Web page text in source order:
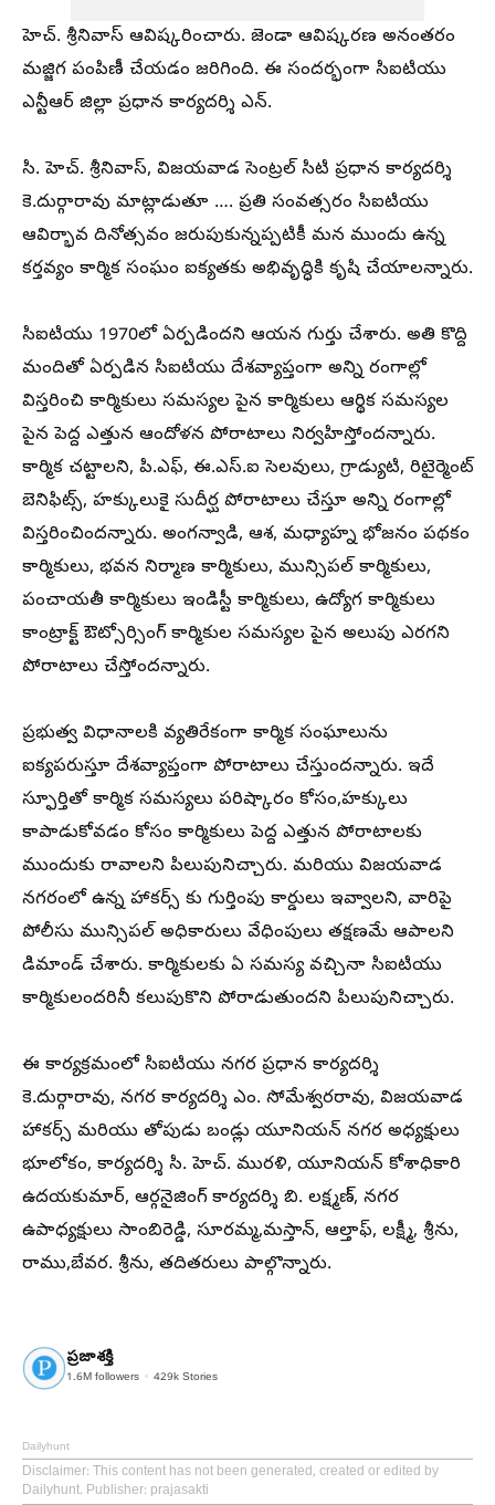
హెచ్. శ్రీనివాస్ ఆవిష్కరించారు. జెండా ఆవిష్కరణ అనంతరం
మజ్జిగ పంపిణీ చేయడం జరిగింది. ఈ సందర్భంగా సిఐటియు
ఎన్టీఆర్ జిల్లా ప్రధాన కార్యదర్శి ఎన్.
సి. హెచ్. శ్రీనివాస్, విజయవాడ సెంట్రల్ సిటి ప్రధాన కార్యదర్శి
కె.దుర్గారావు మాట్లాడుతూ …. ప్రతి సంవత్సరం సిఐటియు
ఆవిర్భావ దినోత్సవం జరుపుకున్నప్పటికీ మన ముందు ఉన్న
కర్తవ్యం కార్మిక సంఘం ఐక్యతకు అభివృద్ధికి కృషి చేయాలన్నారు.
సిఐటియు 1970లో ఏర్పడిందని ఆయన గుర్తు చేశారు. అతి కొద్ది
మందితో ఏర్పడిన సిఐటియు దేశవ్యాప్తంగా అన్ని రంగాల్లో
విస్తరించి కార్మికులు సమస్యల పైన కార్మికులు ఆర్థిక సమస్యల
పైన పెద్ద ఎత్తున ఆందోళన పోరాటాలు నిర్వహిస్తోందన్నారు.
కార్మిక చట్టాలని, పి.ఎఫ్, ఈ.ఎస్.ఐ సెలవులు, గ్రాడ్యుటి, రిటైర్మెంట్
బెనిఫిట్స్, హక్కులుకై సుదీర్ఘ పోరాటాలు చేస్తూ అన్ని రంగాల్లో
విస్తరించిందన్నారు. అంగన్వాడి, ఆశ, మధ్యాహ్న భోజనం పథకం
కార్మికులు, భవన నిర్మాణ కార్మికులు, మున్సిపల్ కార్మికులు,
పంచాయతీ కార్మికులు ఇండిస్టీ కార్మికులు, ఉద్యోగ కార్మికులు
కాంట్రాక్ట్ ఔట్సోర్సింగ్ కార్మికుల సమస్యల పైన అలుపు ఎరగని
పోరాటాలు చేస్తోందన్నారు.
ప్రభుత్వ విధానాలకి వ్యతిరేకంగా కార్మిక సంఘాలును
ఐక్యపరుస్తూ దేశవ్యాప్తంగా పోరాటాలు చేస్తుందన్నారు. ఇదే
స్ఫూర్తితో కార్మిక సమస్యలు పరిష్కారం కోసం,హక్కులు
కాపాడుకోవడం కోసం కార్మికులు పెద్ద ఎత్తున పోరాటాలకు
ముందుకు రావాలని పిలుపునిచ్చారు. మరియు విజయవాడ
నగరంలో ఉన్న హాకర్స్ కు గుర్తింపు కార్డులు ఇవ్వాలని, వారిపై
పోలీసు మున్సిపల్ అధికారులు వేధింపులు తక్షణమే ఆపాలని
డిమాండ్ చేశారు. కార్మికులకు ఏ సమస్య వచ్చినా సిఐటియు
కార్మికులందరినీ కలుపుకొని పోరాడుతుందని పిలుపునిచ్చారు.
ఈ కార్యక్రమంలో సిఐటియు నగర ప్రధాన కార్యదర్శి
కె.దుర్గారావు, నగర కార్యదర్శి ఎం. సోమేశ్వరరావు, విజయవాడ
హాకర్స్ మరియు తోపుడు బండ్లు యూనియన్ నగర అధ్యక్షులు
భూలోకం, కార్యదర్శి సి. హెచ్. మురళి, యూనియన్ కోశాధికారి
ఉదయకుమార్, ఆర్గనైజింగ్ కార్యదర్శి బి. లక్ష్మణ్, నగర
ఉపాధ్యక్షులు సాంబిరెడ్డి, సూరమ్మ,మస్తాన్, ఆల్తాఫ్, లక్ష్మీ, శ్రీను,
రాము,బేవర. శ్రీను, తదితరులు పాల్గొన్నారు.
ప్రజాశక్తి
1.6M followers 429k Stories
Dailyhunt
Disclaimer: This content has not been generated, created or edited by
Dailyhunt. Publisher: prajasakti